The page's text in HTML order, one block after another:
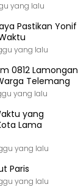
yang lalu
Pastikan Yonif
yang lalu
0812 Lamongan
Telemang
yang lalu
yang
Lama
yang lalu
Paris
yang lalu